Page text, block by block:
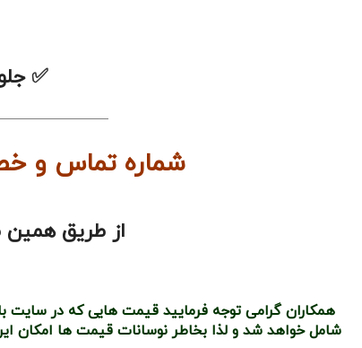
✅
شماره تماس و خط ویژه فروش
از طریق همین
همکاران گرامی توجه فرمایید قیمت هایی که در سایت
شامل خواهد شد و لذا بخاطر نوسانات قیمت ها امکان